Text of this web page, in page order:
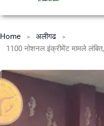
Home
अलीगढ